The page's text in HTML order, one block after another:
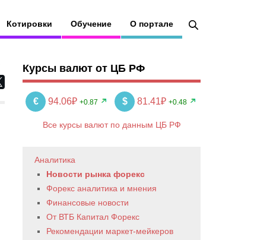
Котировки Обучение О портале
Курсы валют от ЦБ РФ
€ 94.06₽ +0.87 $ 81.41₽ +0.48
Все курсы валют по данным ЦБ РФ
Аналитика
Новости рынка форекс
Форекс аналитика и мнения
Финансовые новости
От ВТБ Капитал Форекс
Рекомендации маркет-мейкеров